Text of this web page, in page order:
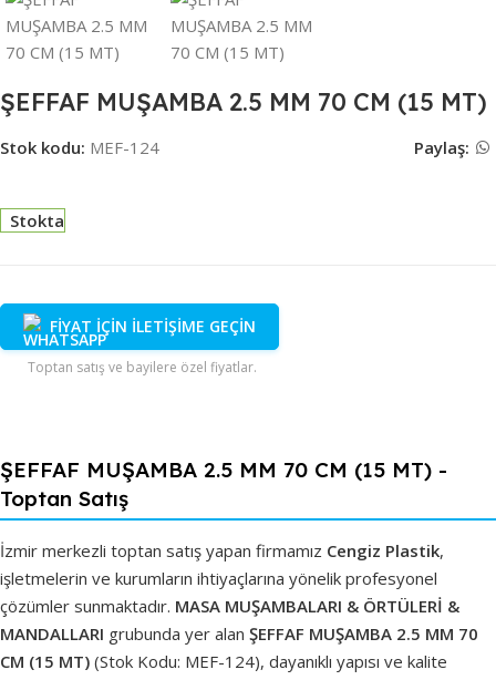
ŞEFFAF MUŞAMBA 2.5 MM 70 CM (15 MT)
Stok kodu: MEF-124 Paylaş:
Stokta
FİYAT İÇİN İLETİŞİME GEÇİN
Toptan satış ve bayilere özel fiyatlar.
ŞEFFAF MUŞAMBA 2.5 MM 70 CM (15 MT) -
Toptan Satış
İzmir merkezli toptan satış yapan firmamız Cengiz Plastik,
işletmelerin ve kurumların ihtiyaçlarına yönelik profesyonel
çözümler sunmaktadır. MASA MUŞAMBALARI & ÖRTÜLERİ &
MANDALLARI grubunda yer alan ŞEFFAF MUŞAMBA 2.5 MM 70
CM (15 MT) (Stok Kodu: MEF-124), dayanıklı yapısı ve kalite